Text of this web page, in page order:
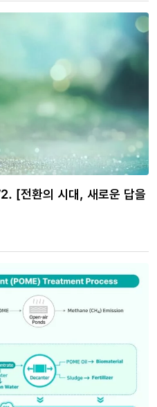
[전환의 시대, 새로운 답을